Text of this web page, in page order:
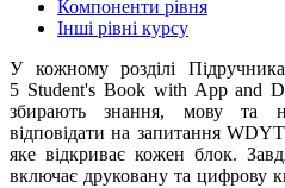
Компоненти рівня
Інші рівні курсу
У кожному розділі
5 Student's Book with App and
збирають знання, мову та
відповідати на запитання
яке відкриває кожен блок.
включає друковану та цифрову